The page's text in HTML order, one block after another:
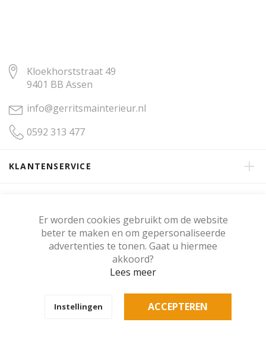
Er worden cookies gebruikt om de website
beter te maken en om gepersonaliseerde
advertenties te tonen. Gaat u hiermee
akkoord?
Lees meer
Instellingen ACCEPTEREN
Kloekhorststraat 49
9401 BB Assen
info@gerritsmainterieur.nl
0592 313 477
KLANTENSERVICE
KLANTENBEOORDELING
Copyright © Gerritsma Interieur.